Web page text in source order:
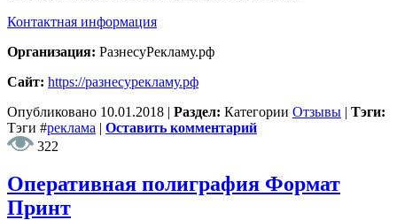
Контактная информация
Организация: РазнесуРекламу.рф
Сайт: https://разнесурекламу.рф
Опубликовано 10.01.2018 | Раздел: Категории Отзывы | Тэги:
Тэги #реклама | Оставить комментарий
322
Оперативная полиграфия Формат
Принт